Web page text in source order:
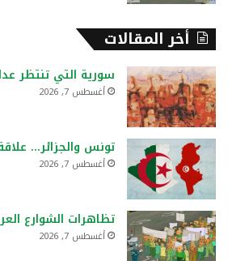
أخر المقالات
سورية التي تنتظر
أغسطس 7, 2026
تونس والجزائر…
أغسطس 7, 2026
تظاهرات الشوارع
أغسطس 7, 2026